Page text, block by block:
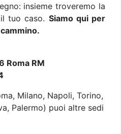
insieme troveremo la
tuo caso. Siamo qui per
Roma RM
Milano, Napoli, Torino,
Palermo) puoi altre sedi